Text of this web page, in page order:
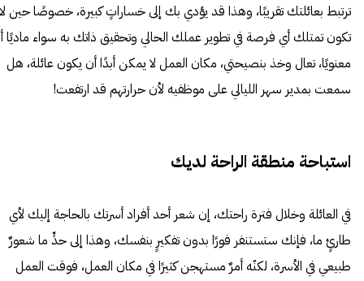
ترتبط بعائلتك تقريبًا، وهذا قد يؤدي بك إلى خساراتٍ كبيرة، خصوصًا حين لا
تكون تمتلك أي فرصة في تطوير عملك الحالي وتحقيق ذاتك به سواء ماديًا
معنويًا، تعال وخذ بنصيحتي، مكان العمل لا يمكن أبدًا أن يكون عائلة، هل
سمعت بمدير سهر الليالي على موظفيه لأن حرارتهم قد ارتفعت!
استباحة منطقة الراحة لديك
في العائلة وخلال فترة راحتك، إن شعر أحد أفراد أسرتك بالحاجة إليك لأي
طارئٍ ما، فإنك ستستنفر فورًا بدون تفكيرٍ بنفسك، وهذا إلى حدٍّ ما شعورٌ
طبيعي في الأسرة، لكنّه أمرٌ مستهجن كثيرًا في مكان العمل، فوقت العمل